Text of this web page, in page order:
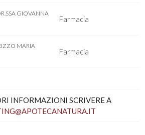
GIOVANNA
Farmacia
MARIA
Farmacia
INFORMAZIONI SCRIVERE A